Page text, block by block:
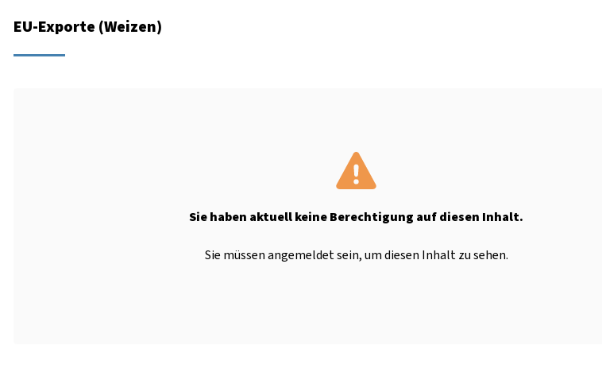
EU-Exporte (Weizen)
Sie haben aktuell keine Berechtigung auf diesen Inhalt.
Sie müssen angemeldet sein, um diesen Inhalt zu sehen.